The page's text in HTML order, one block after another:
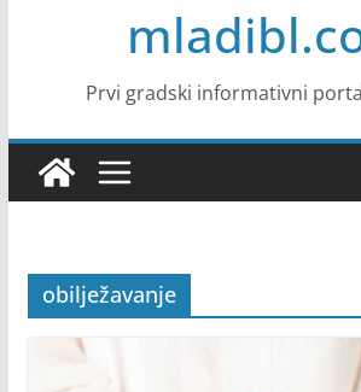
Prvi gradski informativni
obilježavanje